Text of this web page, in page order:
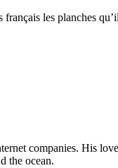
les planches
companies. His
the ocean.